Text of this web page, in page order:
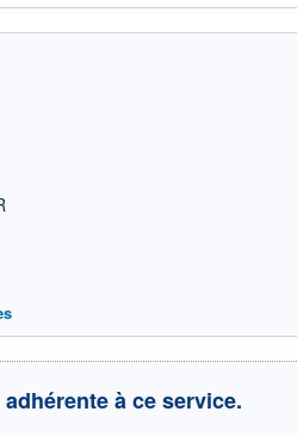
à ce service.